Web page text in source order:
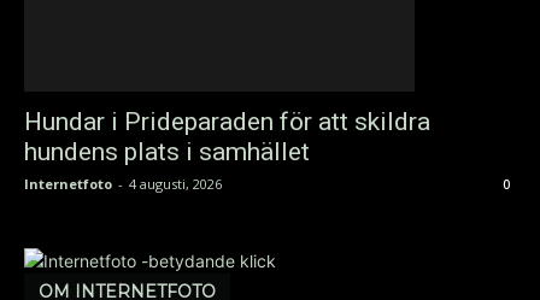
Hundar i Prideparaden för att skildra
hundens plats i samhället
Internetfoto - 4 augusti, 2026 0
OM INTERNETFOTO